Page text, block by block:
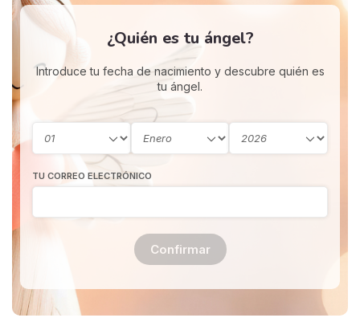
¿Quién es tu ángel?
Introduce tu fecha de nacimiento y descubre quién es
tu ángel.
TU CORREO ELECTRÓNICO
Confirmar